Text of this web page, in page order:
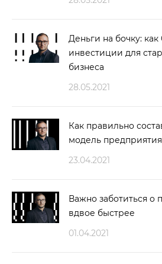
Деньги на бочку: как
инвестиции для
бизнеса
28.05.2021
Как правильно
модель
23.04.2021
Важно заботиться о
вдвое быстрее
01.04.2021